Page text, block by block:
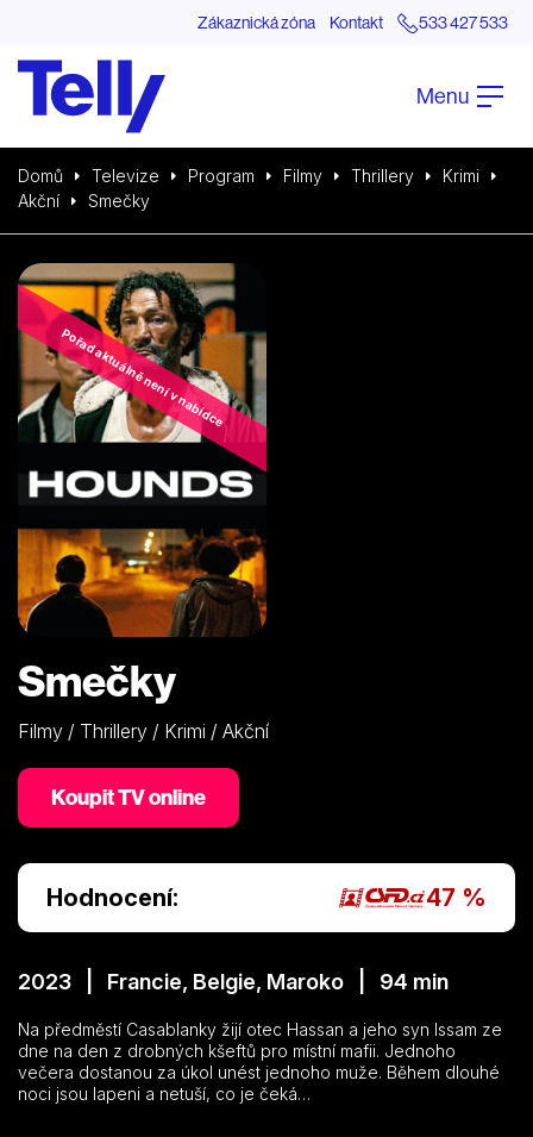
Zákaznická zóna Kontakt 533 427 533
Menu
Domů Televize Program Filmy Thrillery
Krimi
Akční
Smečky
Pořad aktuálně není v nabídce
Smečky
Filmy / Thrillery / Krimi / Akční
Koupit TV online
Hodnocení: 47 %
2023 | Francie, Belgie, Maroko | 94 min
Na předměstí Casablanky žijí otec Hassan a jeho syn Issam ze
dne na den z drobných kšeftů pro místní mafii. Jednoho
večera dostanou za úkol unést jednoho muže. Během dlouhé
noci jsou lapeni a netuší, co je čeká…